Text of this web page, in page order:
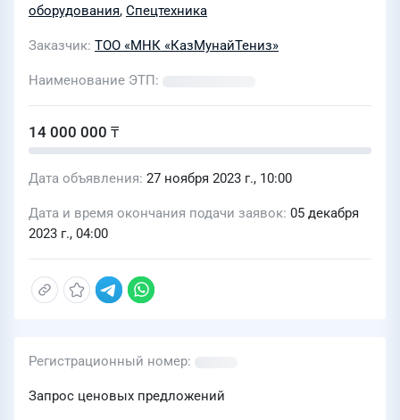
оборудования, Спецтехника
Заказчик ТОО «МНК «КазМунайТениз»
Наименование ЭТП
14 000 000 ₸
Дата объявления 27 ноября 2023 г., 10:00
Дата и время окончания подачи заявок 05 декабря
2023 г., 04:00
Регистрационный номер
Запрос ценовых предложений